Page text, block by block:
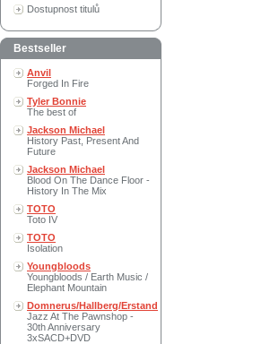
Dostupnost titulů
Bestseller
Anvil
Forged In Fire
Tyler Bonnie
The best of
Jackson Michael
History Past, Present And
Future
Jackson Michael
Blood On The Dance Floor -
History In The Mix
TOTO
Toto IV
TOTO
Isolation
Youngbloods
Youngbloods / Earth Music /
Elephant Mountain
Domnerus/Hallberg/Erstand
Jazz At The Pawnshop -
30th Anniversary
3xSACD+DVD